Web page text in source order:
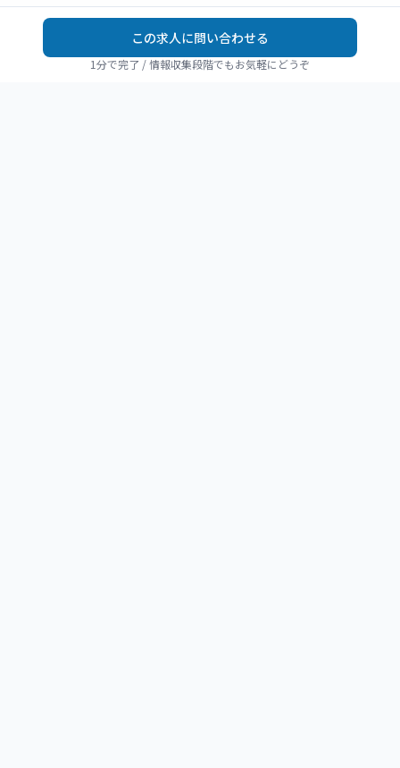
この求人に問い合わせる
1分で完了 / 情報収集段階でもお気軽にどうぞ